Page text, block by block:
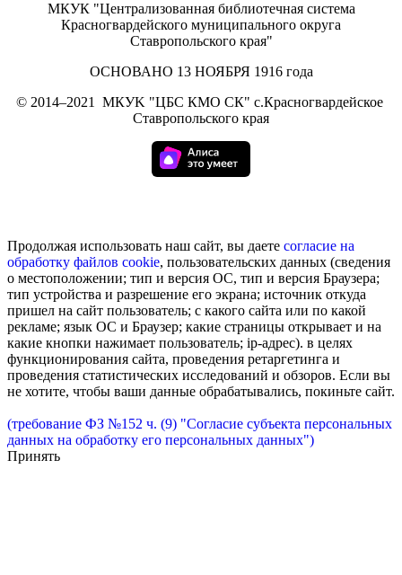
МКУК "Централизованная библиотечная система
Красногвардейского муниципального округа
Ставропольского края"
ОСНОВАНО 13 НОЯБРЯ 1916 года
© 2014–2021
МКУK "ЦБС КМО СК" с.Красногвардейское
Ставропольского края
Продолжая использовать наш сайт, вы даете согласие на
обработку файлов cookie, пользовательских данных (сведения
о местоположении; тип и версия ОС, тип и версия Браузера;
тип устройства и разрешение его экрана; источник откуда
пришел на сайт пользователь; с какого сайта или по какой
рекламе; язык ОС и Браузер; какие страницы открывает и на
какие кнопки нажимает пользователь; ip-адрес). в целях
функционирования сайта, проведения ретаргетинга и
проведения статистических исследований и обзоров. Если вы
не хотите, чтобы ваши данные обрабатывались, покиньте сайт.
(требование ФЗ №152 ч. (9) "Согласие субъекта персональных
данных на обработку его персональных данных")
Принять